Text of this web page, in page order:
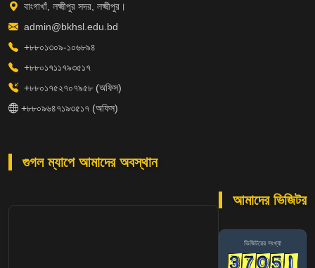
বাংগাখাঁ, লক্ষ্মীপুর সদর, লক্ষ্মীপুর।
admin@bkhsl.edu.bd
+৮৮০১৩০৯-১০৬৮৯৪
+৮৮০১৭১১৭৯৩৫১৭
+৮৮০১৭৫২৭০৭৯৫৮ (অফিস)
+৮৮০৯৬৪৭১৯৩৫১৭ (অফিস)
গুগল ম্যাপে আমাদের অবস্থান
আমাদের ভিজিটর
ভিজিটরের সংখ্যা